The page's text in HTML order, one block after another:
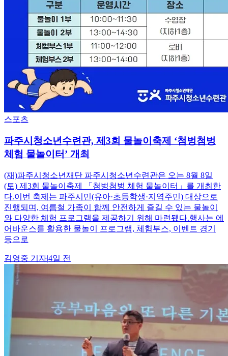
스포츠
파주시청소년수련관, 제3회 물놀이축제 ‘첨벙첨벙
체험 물놀이터’ 개최
(재)파주시청소년재단 파주시청소년수련관은 오는 8월 8일
(토) 제3회 물놀이축제 「첨벙첨벙 체험 물놀이터」를 개최한
다.이번 축제는 파주시민(유아·초등학생·지역주민) 대상으로
진행되며, 여름철 가족이 함께 안전하게 즐길 수 있는 물놀이
와 다양한 체험 프로그램을 제공하기 위해 마련됐다.행사는 에
어바운스를 활용한 물놀이 프로그램, 체험부스, 이벤트 경기
등으로
김영중 기자|4일 전